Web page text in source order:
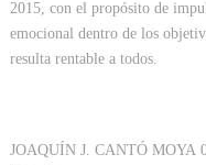
2015, con el propósito de
emocional dentro de los
resulta rentable a todos.
JOAQUÍN J. CANTÓ MOYA